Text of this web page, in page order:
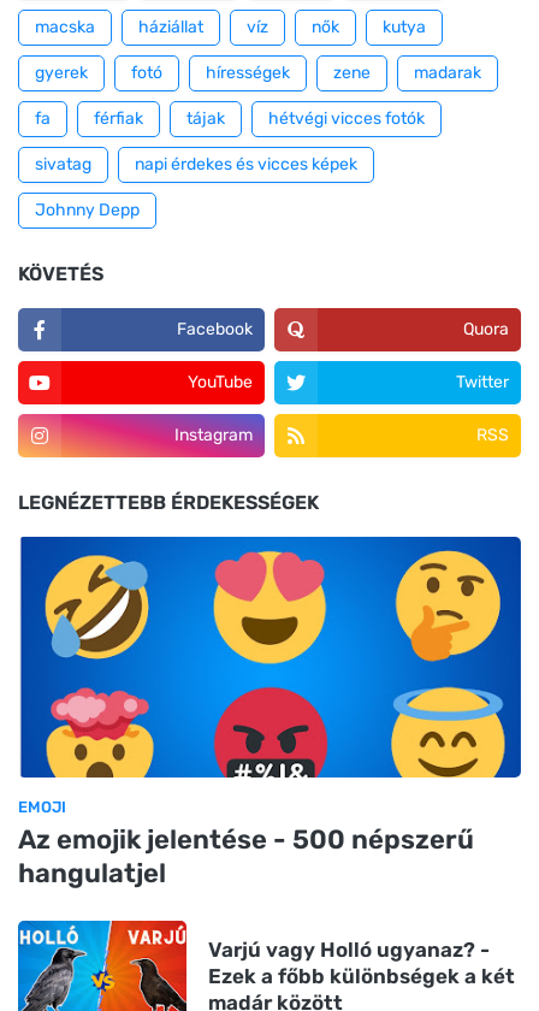
macska háziállat víz nők kutya
gyerek fotó hírességek zene madarak
fa férfiak tájak hétvégi vicces fotók
sivatag napi érdekes és vicces képek
Johnny Depp
KÖVETÉS
Facebook Quora
YouTube Twitter
Instagram RSS
LEGNÉZETTEBB ÉRDEKESSÉGEK
EMOJI
Az emojik jelentése - 500 népszerű
hangulatjel
Varjú vagy Holló ugyanaz? -
Ezek a főbb különbségek a két
madár között